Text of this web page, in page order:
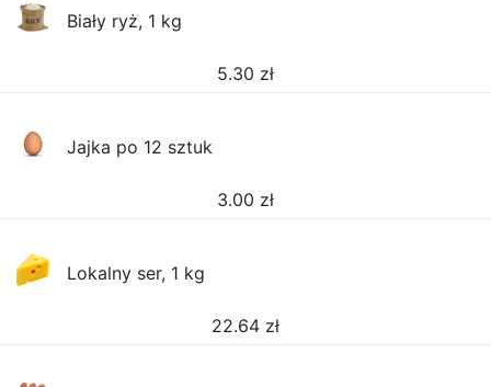
Biały ryż, 1 kg
5.30 zł
Jajka po 12 sztuk
3.00 zł
Lokalny ser, 1 kg
22.64 zł